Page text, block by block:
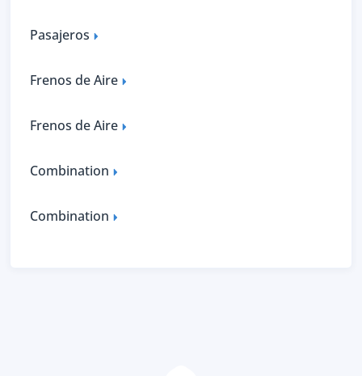
Pasajeros
Frenos de Aire
Frenos de Aire
Combination
Combination